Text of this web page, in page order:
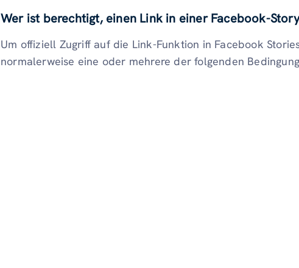
Wer ist berechtigt, einen Link in einer Facebook-
Um offiziell Zugriff auf die Link-Funktion in Facebook
normalerweise eine oder mehrere der folgenden